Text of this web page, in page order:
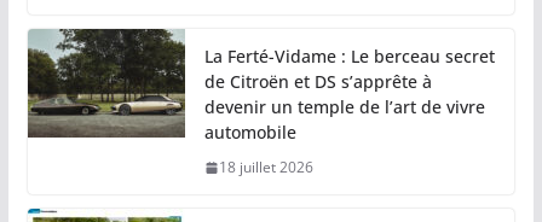
La Ferté-Vidame : Le berceau secret
de Citroën et DS s’apprête à
devenir un temple de l’art de vivre
automobile
18 juillet 2026